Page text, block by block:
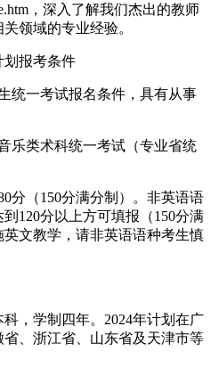
，深入了解我们杰出的教师
领域的专业经验。
划报考条件
统一考试报名条件，具有从事
乐类术科统一考试（专业省统
分（150分满分制）。非英语语
120分以上方可填报（150分满
文教学，请非英语语种考生慎
，学制四年。2024年计划在广
、浙江省、山东省及天津市等